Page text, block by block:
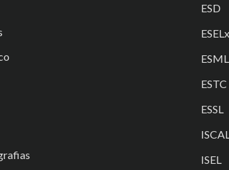
ESD
ESELx
ESML
ESTC
ESSL
ISEL